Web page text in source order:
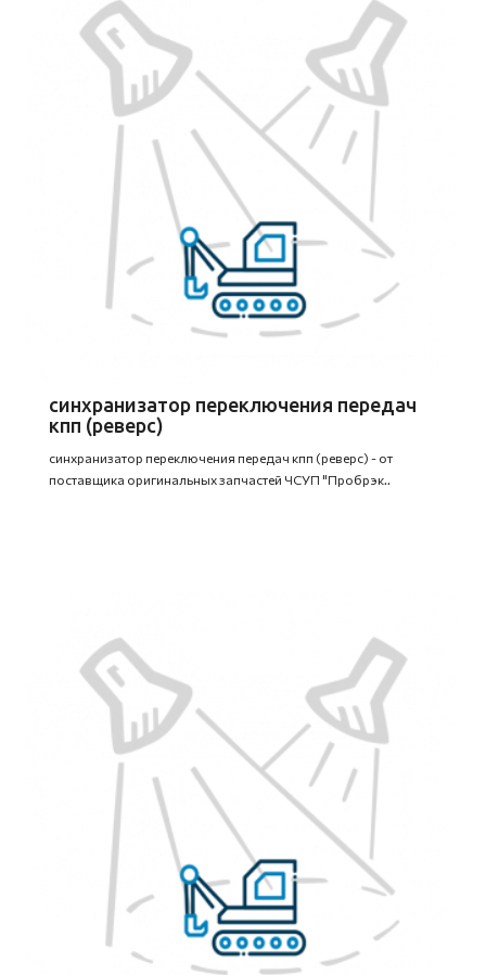
синхранизатор переключения передач
кпп (реверс)
синхранизатор переключения передач кпп (реверс) - от
поставщика оригинальных запчастей ЧСУП "Пробрэк..